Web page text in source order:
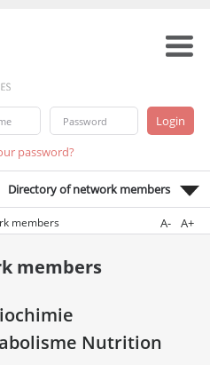
password?
Directory of network members
members A- A+
members
Nutrition